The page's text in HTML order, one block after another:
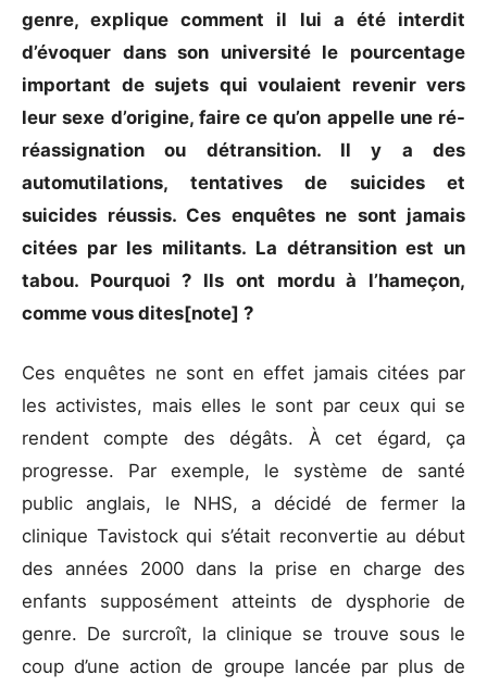
genre, explique comment il lui a été interdit
d’évoquer dans son université le pourcentage
important de sujets qui voulaient revenir vers
leur sexe d’origine, faire ce qu’on appelle une ré-
réassignation ou détransition. Il y a des
automutilations, tentatives de suicides et
suicides réussis. Ces enquêtes ne sont jamais
citées par les militants. La détransition est un
tabou. Pourquoi ? Ils ont mordu à l’hameçon,
comme vous dites[note] ?
Ces enquêtes ne sont en effet jamais citées par
les activistes, mais elles le sont par ceux qui se
rendent compte des dégâts. À cet égard, ça
progresse. Par exemple, le système de santé
public anglais, le NHS, a décidé de fermer la
clinique Tavistock qui s’était reconvertie au début
des années 2000 dans la prise en charge des
enfants supposément atteints de dysphorie de
genre. De surcroît, la clinique se trouve sous le
coup d’une action de groupe lancée par plus de